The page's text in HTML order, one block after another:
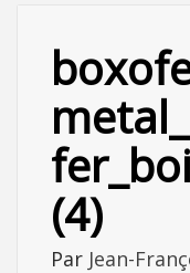
(4)
Par Jean-